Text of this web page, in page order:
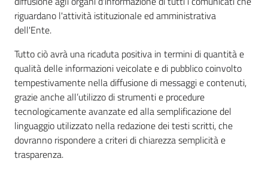
riguardano l'attività istituzionale ed amministrativa
dell'Ente.
Tutto ciò avrà una ricaduta positiva in termini di quantità e
qualità delle informazioni veicolate e di pubblico coinvolto
tempestivamente nella diffusione di messaggi e contenuti,
grazie anche all’utilizzo di strumenti e procedure
tecnologicamente avanzate ed alla semplificazione del
linguaggio utilizzato nella redazione dei testi scritti, che
dovranno rispondere a criteri di chiarezza semplicità e
trasparenza.